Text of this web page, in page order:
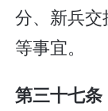
分、新兵
等事宜。
第三十七条